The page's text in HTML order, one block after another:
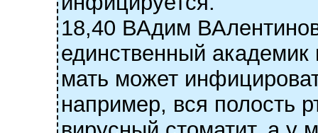
18,40 ВАдим
единственный академик
мать может
например, вся полость